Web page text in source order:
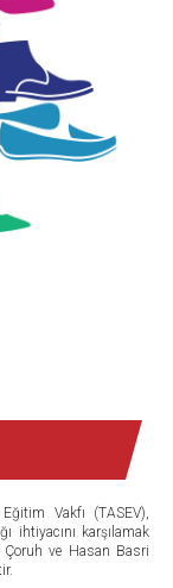
Vakfı (TASEV),
ihtiyacını karşılamak
Çoruh ve Hasan Basri